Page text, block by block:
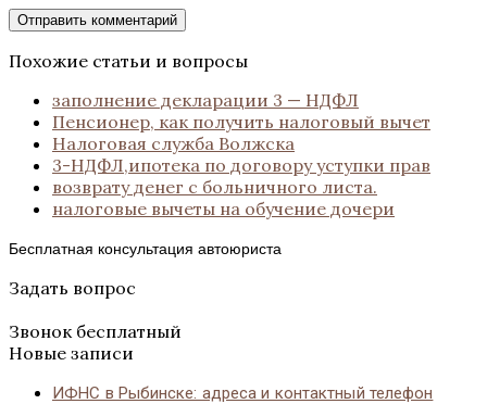
Похожие статьи и вопросы
заполнение декларации 3 — НДФЛ
Пенсионер, как получить налоговый вычет
Налоговая служба Волжска
3-НДФЛ,ипотека по договору уступки прав
возврату денег с больничного листа.
налоговые вычеты на обучение дочери
Бесплатная консультация автоюриста
Задать вопрос
Звонок бесплатный
Новые записи
ИФНС в Рыбинске: адреса и контактный телефон